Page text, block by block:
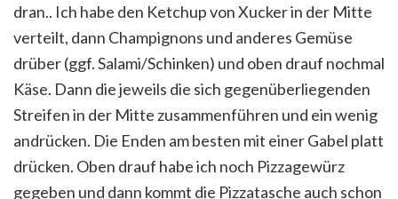
dran.. Ich habe den Ketchup von Xucker in der Mitte
verteilt, dann Champignons und anderes Gemüse
drüber (ggf. Salami/Schinken) und oben drauf nochmal
Käse. Dann die jeweils die sich gegenüberliegenden
Streifen in der Mitte zusammenführen und ein wenig
andrücken. Die Enden am besten mit einer Gabel platt
drücken. Oben drauf habe ich noch Pizzagewürz
gegeben und dann kommt die Pizzatasche auch schon